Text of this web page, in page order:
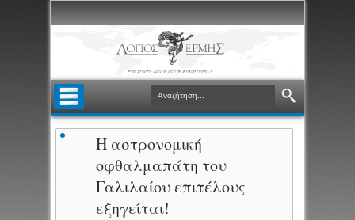
Η αστρονομική
οφθαλμαπάτη του
Γαλιλαίου επιτέλους
εξηγείται!